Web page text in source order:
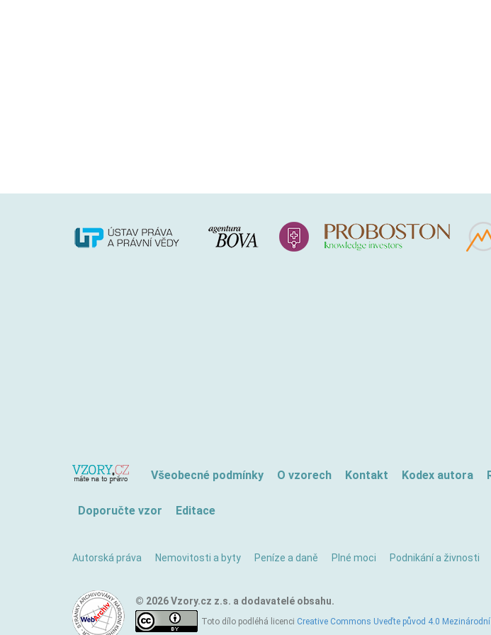
Všeobecné podmínky O vzorech Kontakt Kodex autora
Doporučte vzor Editace
Autorská práva Nemovitosti a byty Peníze a daně Plné moci Podnikání a živnosti
© 2026 Vzory.cz z.s. a dodavatelé obsahu.
Toto dílo podléhá licenci Creative Commons Uveďte původ 4.0